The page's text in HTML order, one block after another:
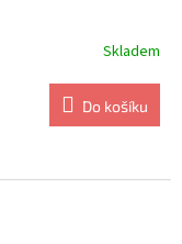
Skladem
Do košíku